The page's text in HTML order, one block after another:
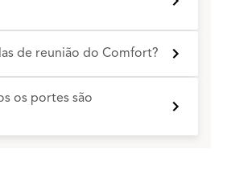
de reunião do Comfort?
os portes são